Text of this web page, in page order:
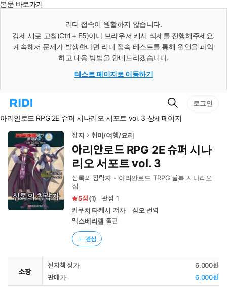
본문 바로가기
리디 접속이 원활하지 않습니다.
강제 새로 고침(Ctrl + F5)이나 브라우저 캐시 삭제를 진행해주세요.
계속해서 문제가 발생한다면 리디 접속 테스트를 통해 원인을 파악
하고 대응 방법을 안내드리겠습니다.
테스트 페이지로 이동하기
리
홈
로
이
동
검
색
로그인
아리안로드 RPG 2E 슈퍼 시나리오 서포트 vol. 3 상세페이지
잡지 취미/여행/요리
아리안로드 RPG 2E 슈퍼 시나
리오 서포트 vol. 3
심록의 침략자 - 아리안로드 TRPG 룰북 시나리오
집
5
(1) 관심 1
키쿠치 타케시 저자 심오 번역
믹스베리랩 출판
관심
소장
전자책 정가
6,000원
판매가
6,000원